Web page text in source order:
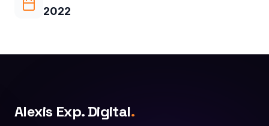
2022
Alexis Exp. Digital.